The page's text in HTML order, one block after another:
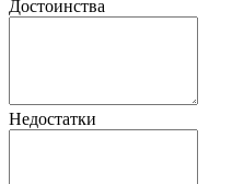
Достоинства
Недостатки